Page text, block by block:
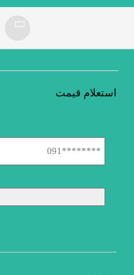
استعلام قیمت